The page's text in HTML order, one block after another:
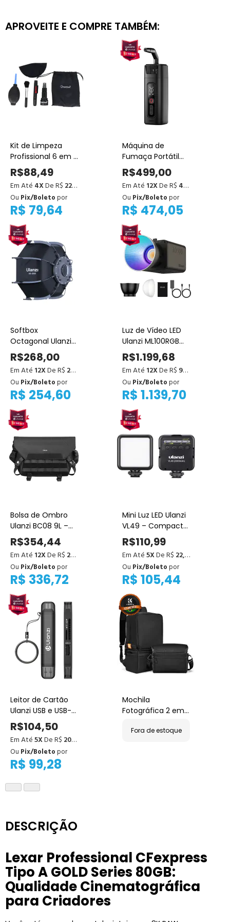
APROVEITE E COMPRE TAMBÉM:
Kit de Limpeza
Profissional 6 em 1
para Câmeras e
Lentes
R$88,49
Em Até 4XDe R$ 22,12
R$ 79,64
Ou Pix/Boletopor
Máquina de
Fumaça Portátil
Ulanzi FM01 –
Efeitos
Profissionais para
Vídeo
R$499,00
Em Até 12XDe R$ 41,58
R$ 474,05
Ou Pix/Boletopor
Softbox
Octagonal Ulanzi
AS-D30 30cm
(Montagem Mini
Bowens)
R$268,00
Em Até 12XDe R$ 22,33
R$ 254,60
Ou Pix/Boletopor
Luz de Vídeo LED
Ulanzi ML100RGB
100W RGB COB –
Potente, Portátil e
Versátil
R$1.199,68
Em Até 12XDe R$ 99,97
R$ 1.139,70
Ou Pix/Boletopor
Bolsa de Ombro
Ulanzi BC08 9L –
Compacta e
Prática para
Câmeras, Lentes e
Acessórios
R$354,44
Em Até 12XDe R$ 29,54
R$ 336,72
Ou Pix/Boletopor
Mini Luz LED Ulanzi
VL49 – Compacta
e Portátil para
Vídeo
R$110,99
Em Até5XDe R$ 22,20
R$ 105,44
Ou Pix/Boletopor
Leitor de Cartão
Ulanzi USB e USB-C
3 em 1 para SD,
Micro SD, SDHC e
SDXC –
Compatível com
PC e Celular,
Rápida e Design
R$104,50
Em Até5XDe R$ 20,90
R$ 99,28
Ou Pix/Boletopor
Mochila
Fotográfica 2 em 1
Mochila e Bolsa de
Fora de estoque
DESCRIÇÃO
Lexar Professional CFexpress
Tipo A GOLD Series 80GB:
Qualidade Cinematográfica
para Criadores